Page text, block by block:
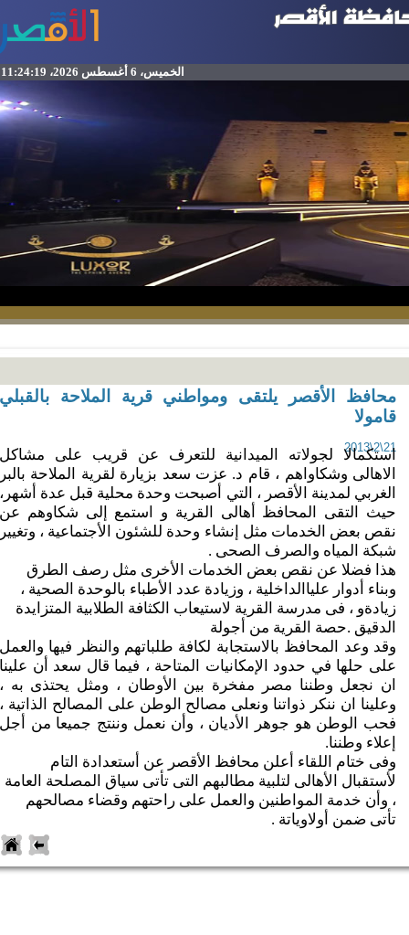
الخميس، 6 أغسطس 2026، 11:24:19 م
الأقصر يلتقى ومواطني قرية الملاحة بالقبلي
لجولاته الميدانية للتعرف عن قريب على مشاكل
وشكاواهم ، قام د. عزت سعد بزيارة لقرية الملاحة بالبر
لمدينة الأقصر ،التي أصبحت وحدة محلية قبل عدة أشهر،
التقى المحافظ أهالى القرية و استمع إلى شكاوهم عن
بعض الخدمات مثل إنشاء وحدة للشئون الأجتماعية ، وتغيير
المياه والصرف الصحى .
فضلا عن نقص بعض الخدمات الأخرى مثل رصف الطرق
الداخلية ، وزيادة عدد الأطباء بالوحدة الصحية ،أدوار عليا
فى مدرسة القرية لاستيعاب الكثافة الطلابية المتزايدة ،و
حصة القرية منأجولة
.
وعد المحافظ بالاستجابة لكافة طلباتهم والنظر فيها والعمل
حلها في حدود الإمكانيات المتاحة ، فيماقال سعد أن علينا
نجعل وطننا مصر مفخرة بين الأوطان ، ومثل يحتذى به ،
ان ننكر ذواتنا ونعلى مصالح الوطن على المصالح الذاتية ،
الوطن هو جوهر الأديان ، وأن نعمل وننتج جميعامن أجل
وطننا.
ختام اللقاء أعلن محافظ الأقصر عن أستعدادة التام
الأهالى لتلبية مطالبهمالتى تأتى سياق المصلحة العامة
وأن خدمة المواطنين والعمل على راحتهم وقضاء مصالحهم
ضمن أولاوياتة .